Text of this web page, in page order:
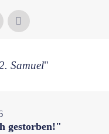
Samuel"
gestorben!"